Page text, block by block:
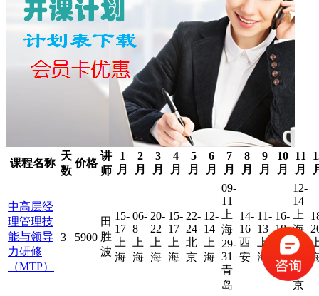
课程名称
天
数
价格
讲
师
1
月
2
月
3
月
4
月
5
月
6
月
7
月
8
月
9
月
10
月
11
月
中高层经
理管理技
能与领导
力研修
（MTP）
3 5900
田
胜
波
15-
17
上
海
06-
8
上
海
20-
22
上
海
15-
17
上
海
22-
24
北
京
12-
14
上
海
09-
11
上
海
29-
31
青
岛
14-
16
西
安
11-
13
上
海
16-
18
上
海
12-
14
上
海
27-
29
北
京